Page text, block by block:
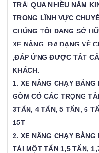
TRẢI QUA NHIỀU NĂM
TRONG LĨNH VỰC
CHÚNG TÔI ĐANG SỞ
XE NÂNG. ĐA DẠNG VỀ
,ĐÁP ỨNG ĐƯỢC TẤT
KHÁCH.
1. XE NÂNG CHẠY BẰNG
GỒM CÓ CÁC TRỌNG
3TẤN, 4 TẤN, 5 TẤN, 6
15T
2. XE NÂNG CHẠY
TẢI MỘT TẤN 1,5 TẤN,